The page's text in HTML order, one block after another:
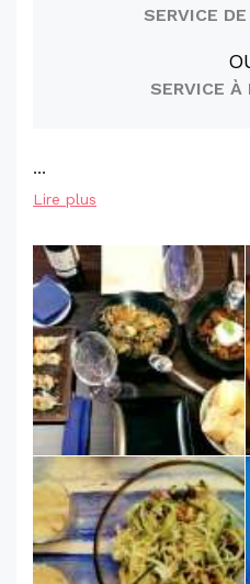
SERVICE
SERVICE À
...
Lire plus